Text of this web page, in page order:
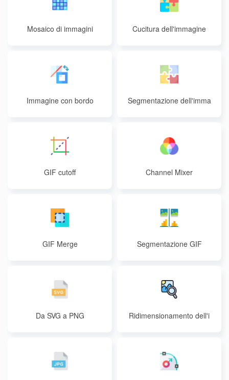
Mosaico di immagini Cucitura dell'immagine
Immagine con bordo
Segmentazione dell'imma
GIF cutoff Channel Mixer
GIF Merge Segmentazione GIF
Da SVG a PNG
Ridimensionamento dell'i